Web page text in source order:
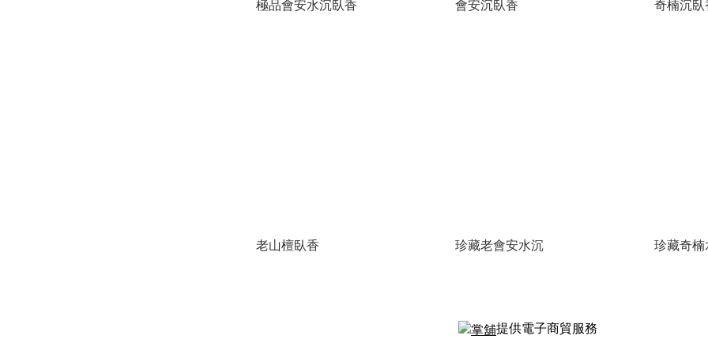
極品會安水沉臥香 會安沉臥香 奇楠沉臥
老山檀臥香 珍藏老會安水沉 珍藏奇楠
提供電子商貿服務